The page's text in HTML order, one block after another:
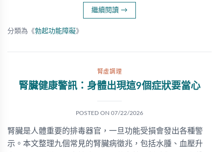
繼續閱讀 →
分類為《勃起功能障礙》
腎虛調理
腎臟健康警訊：身體出現這9個症狀要當心
POSTED ON 07/22/2026
腎臟是人體重要的排毒器官，一旦功能受損會發出各種警
示。本文整理九個常見的腎臟病徵兆，包括水腫、血壓升